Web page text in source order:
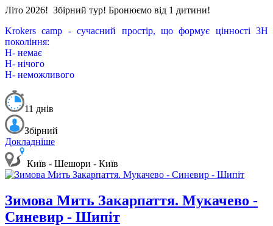
Літо 2026! Збірний тур! Бронюємо від 1 дитини!
Krokers camp - сучасний простір, що формує цінності 3Н
покоління:
Н- немає
Н- нічого
Н- неможливого
11 днів
Збірний
Докладніше
Київ - Шешори - Київ
Зимова Мить Закарпаття. Мукачево -
Синевир - Шипіт